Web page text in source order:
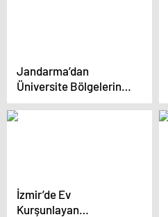
Jandarma’dan
Üniversite Bölgelerine
Sıcak Nokta
Uygulaması
İzmir’de Ev
Kurşunlayan